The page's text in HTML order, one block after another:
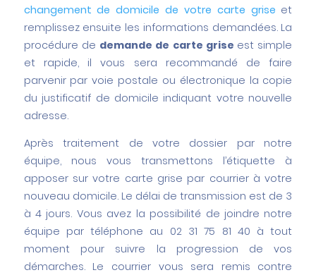
changement de domicile de votre carte grise et
remplissez ensuite les informations demandées. La
procédure de demande de carte grise est simple
et rapide, il vous sera recommandé de faire
parvenir par voie postale ou électronique la copie
du justificatif de domicile indiquant votre nouvelle
adresse.
Après traitement de votre dossier par notre
équipe, nous vous transmettons l’étiquette à
apposer sur votre carte grise par courrier à votre
nouveau domicile. Le délai de transmission est de 3
à 4 jours. Vous avez la possibilité de joindre notre
équipe par téléphone au 02 31 75 81 40 à tout
moment pour suivre la progression de vos
démarches. Le courrier vous sera remis contre